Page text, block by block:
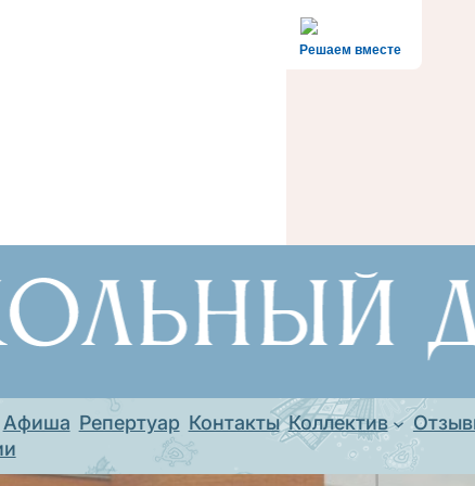
Решаем вместе
Афиша Репертуар Контакты Коллектив